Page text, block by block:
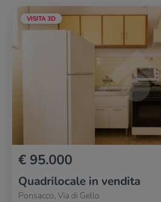
VISITA 3D
€ 95.000
Quadrilocale in vendita
Ponsacco, Via di Gello